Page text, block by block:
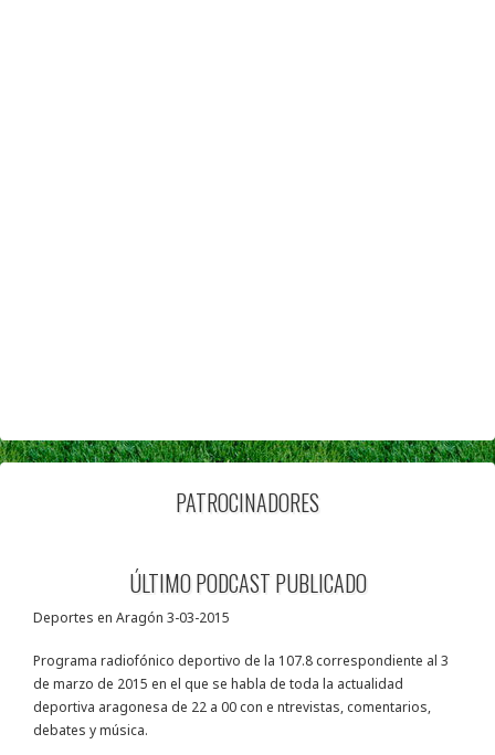
PATROCINADORES
ÚLTIMO PODCAST PUBLICADO
Deportes en Aragón 3-03-2015
Programa radiofónico deportivo de la 107.8 correspondiente al 3
de marzo de 2015 en el que se habla de toda la actualidad
deportiva aragonesa de 22 a 00 con e ntrevistas, comentarios,
debates y música.